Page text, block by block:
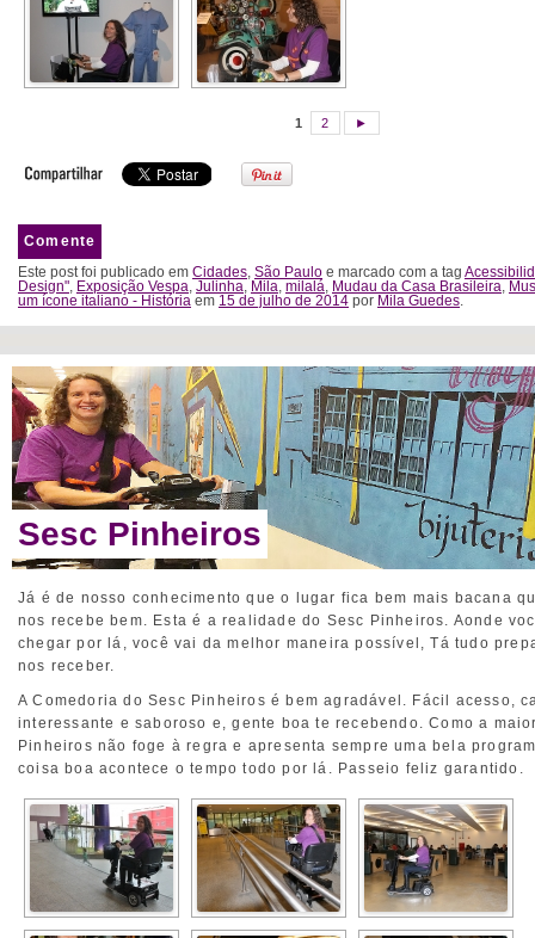
1 2 ►
Comente
Este post foi publicado em Cidades, São Paulo e marcado com a tag
Design", Exposição Vespa, Julinha, Mila, milalá, Mudau da Casa Brasileira,
um ícone italiano - História em 15 de julho de 2014 por Mila Guedes.
Sesc Pinheiros
Já é de nosso conhecimento que o lugar fica bem mais bacana
nos recebe bem. Esta é a realidade do Sesc Pinheiros. Aonde
chegar por lá, você vai da melhor maneira possível, Tá tudo
nos receber.
A Comedoria do Sesc Pinheiros é bem agradável. Fácil acesso,
interessante e saboroso e, gente boa te recebendo. Como a
Pinheiros não foge à regra e apresenta sempre uma bela
coisa boa acontece o tempo todo por lá. Passeio feliz garantido.